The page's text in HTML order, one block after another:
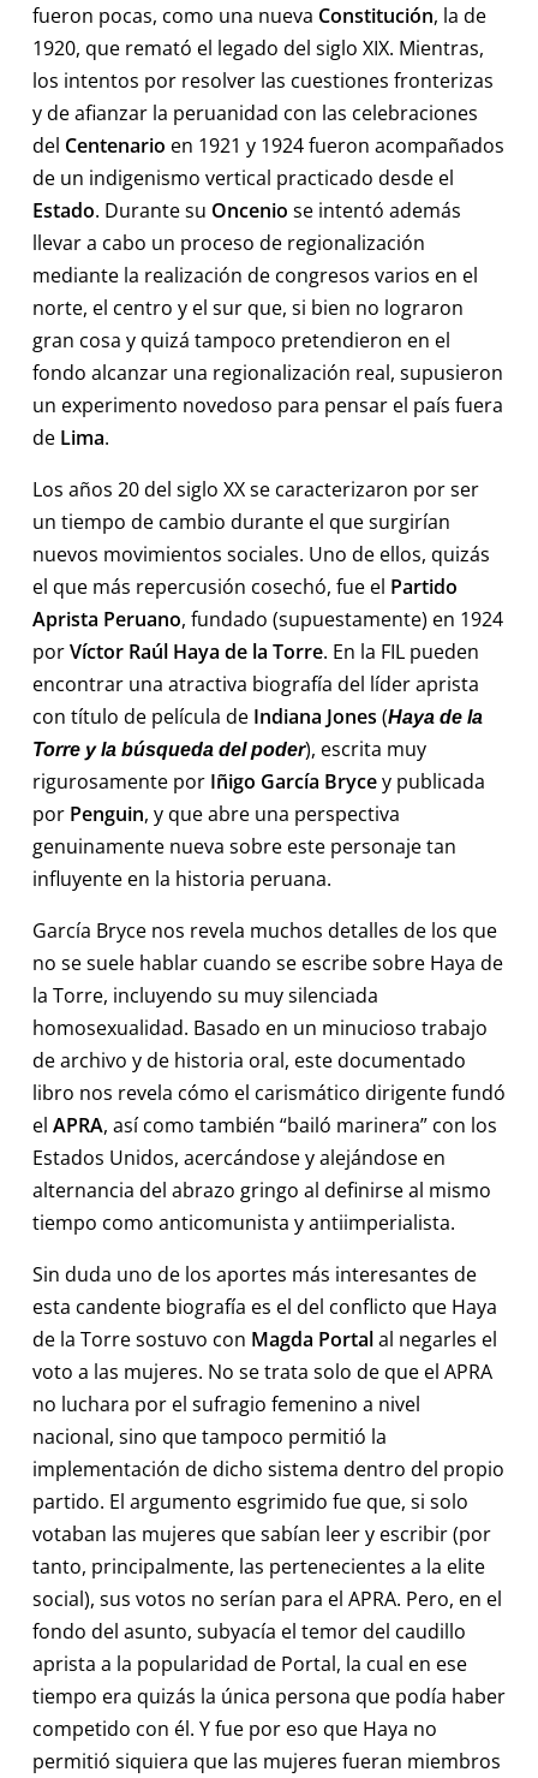
fueron pocas, como una nueva Constitución, la de
1920, que remató el legado del siglo XIX. Mientras,
los intentos por resolver las cuestiones fronterizas
y de afianzar la peruanidad con las celebraciones
del Centenario en 1921 y 1924 fueron acompañados
de un indigenismo vertical practicado desde el
Estado. Durante su Oncenio se intentó además
llevar a cabo un proceso de regionalización
mediante la realización de congresos varios en el
norte, el centro y el sur que, si bien no lograron
gran cosa y quizá tampoco pretendieron en el
fondo alcanzar una regionalización real, supusieron
un experimento novedoso para pensar el país fuera
de Lima.
Los años 20 del siglo XX se caracterizaron por ser
un tiempo de cambio durante el que surgirían
nuevos movimientos sociales. Uno de ellos, quizás
el que más repercusión cosechó, fue el Partido
Aprista Peruano, fundado (supuestamente) en 1924
porVíctor Raúl Haya de la Torre. En la FIL pueden
encontrar una atractiva biografía del líder aprista
con título de película de Indiana Jones (Haya de la
Torre y la búsqueda del poder), escrita muy
rigurosamente por Iñigo García Brycey publicada
por Penguin, y que abre una perspectiva
genuinamente nueva sobre este personaje tan
influyente en la historia peruana.
García Bryce nos revela muchos detalles de los que
no se suele hablar cuando se escribe sobre Haya de
la Torre, incluyendo su muy silenciada
homosexualidad. Basado en un minucioso trabajo
de archivo y de historia oral, este documentado
libro nos revela cómo el carismático dirigente fundó
el APRA, así como también “bailó marinera” con los
Estados Unidos, acercándose y alejándose en
alternancia del abrazo gringo al definirse al mismo
tiempo como anticomunista y antiimperialista.
Sin duda uno de los aportes más interesantes de
esta candente biografía es el del conflicto que Haya
de la Torre sostuvo con Magda Portalal negarles el
voto a las mujeres. No se trata solo de que el APRA
no luchara por el sufragio femenino a nivel
nacional, sino que tampoco permitió la
implementación de dicho sistema dentro del propio
partido. El argumento esgrimido fue que, si solo
votaban las mujeres que sabían leer y escribir (por
tanto, principalmente, las pertenecientes a la elite
social), sus votos no serían para el APRA. Pero, en el
fondo del asunto, subyacía el temor del caudillo
aprista a la popularidad de Portal, la cual en ese
tiempo era quizás la única persona que podía haber
competido con él. Y fue por eso que Haya no
permitió siquiera que las mujeres fueran miembros